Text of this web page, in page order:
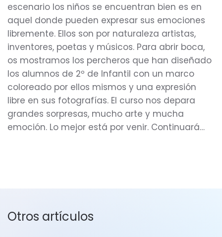
escenario los niños se encuentran bien es en
aquel donde pueden expresar sus emociones
libremente. Ellos son por naturaleza artistas,
inventores, poetas y músicos. Para abrir boca,
os mostramos los percheros que han diseñado
los alumnos de 2º de Infantil con un marco
coloreado por ellos mismos y una expresión
libre en sus fotografías. El curso nos depara
grandes sorpresas, mucho arte y mucha
emoción. Lo mejor está por venir. Continuará…
Otros artículos